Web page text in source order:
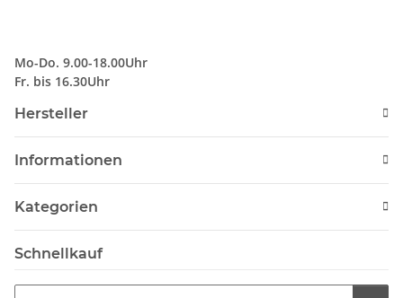
Mo-Do. 9.00-18.00Uhr
Fr. bis 16.30Uhr
Hersteller
Informationen
Kategorien
Schnellkauf